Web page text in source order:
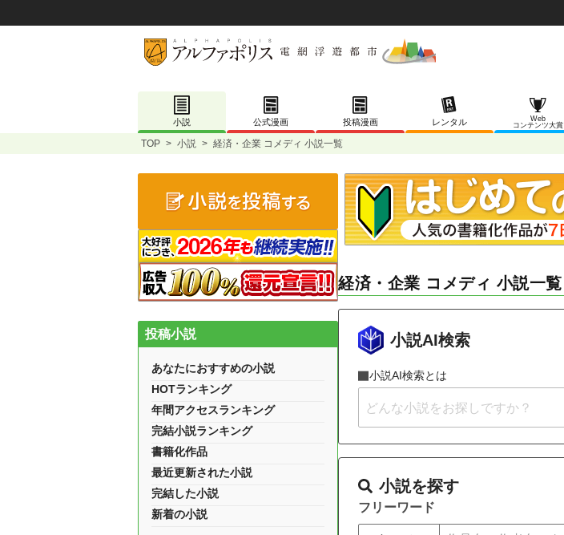
小説 公式漫画 投稿漫画 レンタル
Web
コンテンツ大賞
TOP > 小説 > 経済・企業 コメディ 小説一覧
経済・企業 コメディ 小説一覧
小説AI検索
小説AI検索とは
小説を探す
フリーワード
投稿小説
あなたにおすすめの小説
HOTランキング
年間アクセスランキング
完結小説ランキング
書籍化作品
最近更新された小説
完結した小説
新着の小説